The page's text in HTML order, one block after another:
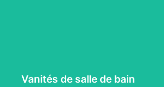
Vanités de salle de bain
et fonctionnalité. Nous nous spécialisons